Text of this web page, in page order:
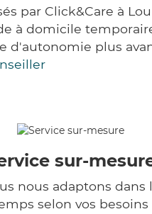
par Click&Care à
à domicile
d'autonomie plus
sur-
nous adaptons dans
selon vos besoins